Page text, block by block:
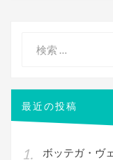
ン
象:
最近の投稿
ボッテガ・ヴ